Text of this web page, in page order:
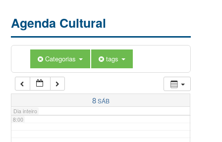
Agenda Cultural
Categorias tags
8SÁB
Dia inteiro
5:00
7:00
8:00